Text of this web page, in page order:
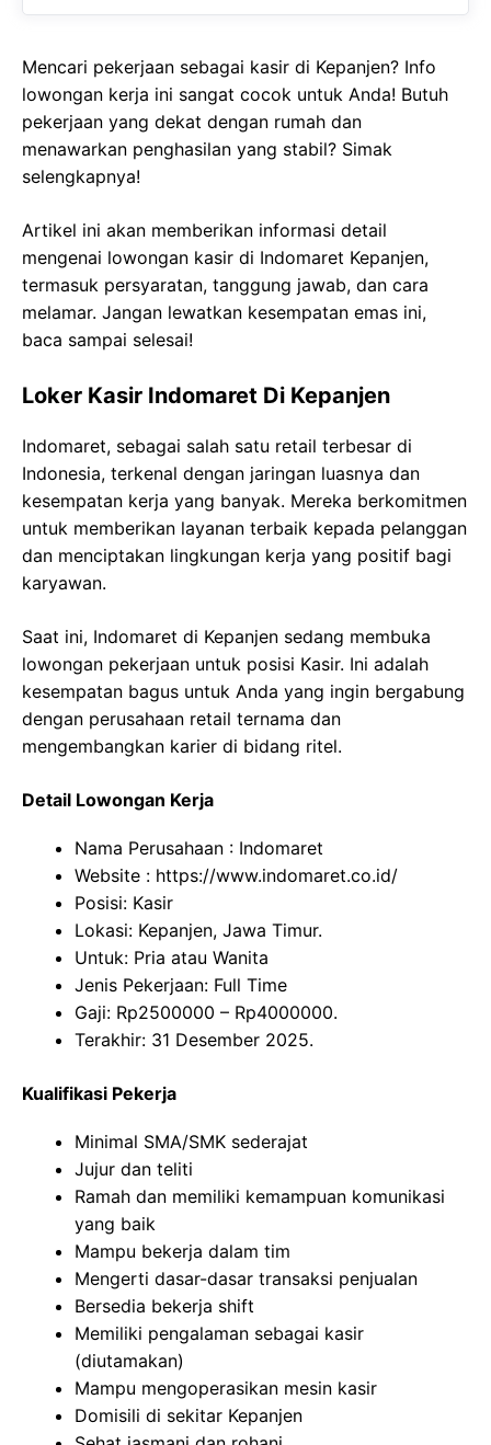
Mencari pekerjaan sebagai kasir di Kepanjen? Info
lowongan kerja ini sangat cocok untuk Anda! Butuh
pekerjaan yang dekat dengan rumah dan
menawarkan penghasilan yang stabil? Simak
selengkapnya!
Artikel ini akan memberikan informasi detail
mengenai lowongan kasir di Indomaret Kepanjen,
termasuk persyaratan, tanggung jawab, dan cara
melamar. Jangan lewatkan kesempatan emas ini,
baca sampai selesai!
Loker Kasir Indomaret Di Kepanjen
Indomaret, sebagai salah satu retail terbesar di
Indonesia, terkenal dengan jaringan luasnya dan
kesempatan kerja yang banyak. Mereka berkomitmen
untuk memberikan layanan terbaik kepada pelanggan
dan menciptakan lingkungan kerja yang positif bagi
karyawan.
Saat ini, Indomaret di Kepanjen sedang membuka
lowongan pekerjaan untuk posisi Kasir. Ini adalah
kesempatan bagus untuk Anda yang ingin bergabung
dengan perusahaan retail ternama dan
mengembangkan karier di bidang ritel.
Detail Lowongan Kerja
Nama Perusahaan : Indomaret
Website : https://www.indomaret.co.id/
Posisi: Kasir
Lokasi: Kepanjen, Jawa Timur.
Untuk: Pria atau Wanita
Jenis Pekerjaan: Full Time
Gaji: Rp2500000 – Rp4000000.
Terakhir: 31 Desember 2025.
Kualifikasi Pekerja
Minimal SMA/SMK sederajat
Jujur dan teliti
Ramah dan memiliki kemampuan komunikasi
yang baik
Mampu bekerja dalam tim
Mengerti dasar-dasar transaksi penjualan
Bersedia bekerja shift
Memiliki pengalaman sebagai kasir
(diutamakan)
Mampu mengoperasikan mesin kasir
Domisili di sekitar Kepanjen